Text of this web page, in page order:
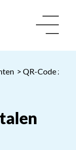
> QR-Code